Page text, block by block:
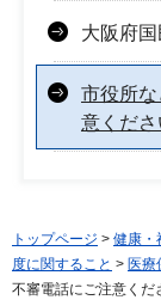
大阪府
市役所
意くださ
トップページ > 健康・
度に関すること > 医療
不審電話にご注意くだ